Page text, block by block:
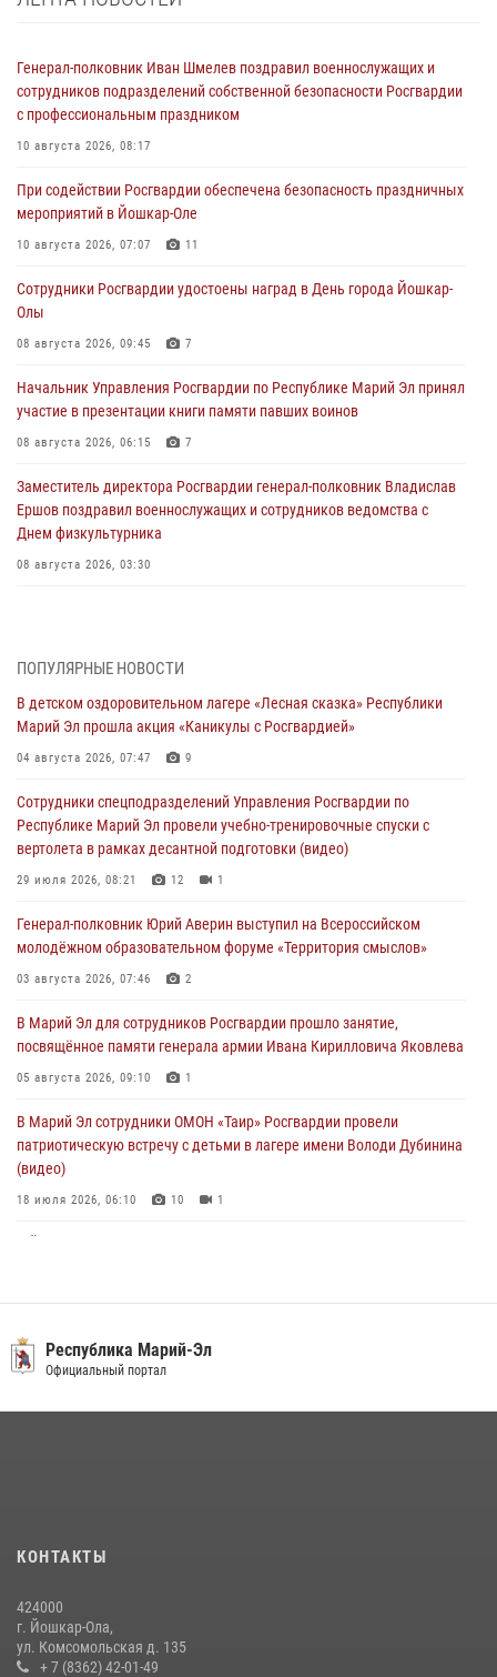
Генерал-полковник Иван Шмелев поздравил военнослужащих и
сотрудников подразделений собственной безопасности Росгвардии
с профессиональным праздником
10 августа 2026, 08:17
При содействии Росгвардии обеспечена безопасность праздничных
мероприятий в Йошкар-Оле
10 августа 2026, 07:07 11
Сотрудники Росгвардии удостоены наград в День города Йошкар-
Олы
08 августа 2026, 09:45 7
Начальник Управления Росгвардии по Республике Марий Эл принял
участие в презентации книги памяти павших воинов
08 августа 2026, 06:15 7
Заместитель директора Росгвардии генерал-полковник Владислав
Ершов поздравил военнослужащих и сотрудников ведомства с
Днем физкультурника
08 августа 2026, 03:30
Генерал-полковник Олег Плохой поздравил специалистов
организационно-штатных подразделений Росгвардии с
07 августа 2026, 06:47
Начальник отдела вневедомственной охраны Управления
Росгвардии по Республике Марий Эл принял участие во
07 августа 2026, 06:25 8 1
Команда «Росгвардия» принимает участие в военно-спортивном
07 августа 2026, 05:43 10
Представитель вневедомственной охраны Управления Росгвардии
сборе Росгвардии в Ижевске
06 августа 2026, 09:37 10
ПОПУЛЯРНЫЕ НОВОСТИ
В детском оздоровительном лагере «Лесная сказка» Республики
Марий Эл прошла акция «Каникулы с Росгвардией»
04 августа 2026, 07:47 9
Сотрудники спецподразделений Управления Росгвардии по
Республике Марий Эл провели учебно-тренировочные спуски с
вертолета в рамках десантной подготовки (видео)
29 июля 2026, 08:21 12 1
Генерал-полковник Юрий Аверин выступил на Всероссийском
молодёжном образовательном форуме «Территория смыслов»
03 августа 2026, 07:46 2
В Марий Эл для сотрудников Росгвардии прошло занятие,
посвящённое памяти генерала армии Ивана Кирилловича Яковлева
05 августа 2026, 09:10 1
В Марий Эл сотрудники ОМОН «Таир» Росгвардии провели
патриотическую встречу с детьми в лагере имени Володи Дубинина
(видео)
18 июля 2026, 06:10 10 1
В Марий Эл сотрудники Росгвардии присоединились к масштабной
донорской акции (видео)
Управление Росгвардии по Республике Марий Эл продолжает
(видео)
11 июля 2026, 06:20 9
Республика Марий-Эл
Официальный портал
КОНТАКТЫ
424000
г. Йошкар-Ола,
ул. Комсомольская д. 135
+ 7 (8362) 42-01-49